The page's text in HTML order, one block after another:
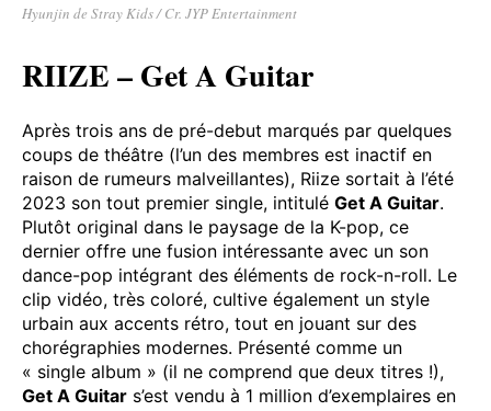
Hyunjin de Stray Kids / Cr. JYP Entertainment
RIIZE – Get A Guitar
Après trois ans de pré-debut marqués par quelques
coups de théâtre (l’un des membres est inactif en
raison de rumeurs malveillantes), Riize sortait à l’été
2023 son tout premier single, intitulé Get A Guitar.
Plutôt original dans le paysage de la K-pop, ce
dernier offre une fusion intéressante avec un son
dance-pop intégrant des éléments de rock-n-roll. Le
clip vidéo, très coloré, cultive également un style
urbain aux accents rétro, tout en jouant sur des
chorégraphies modernes. Présenté comme un
« single album » (il ne comprend que deux titres !),
Get A Guitar s’est vendu à 1 million d’exemplaires en